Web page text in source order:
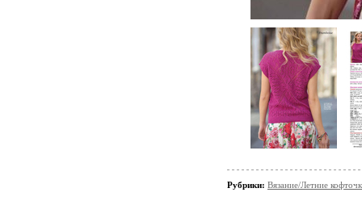
Рубрики: Вязание/Летние